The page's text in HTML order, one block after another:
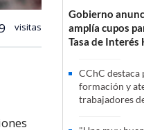
visitas
Gobierno
amplía cupos
Tasa de Interés
CChC destaca
formación y
trabajadores